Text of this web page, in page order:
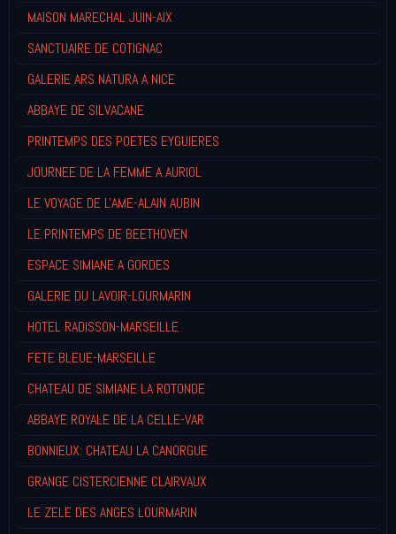
MAISON MARECHAL JUIN-AIX
SANCTUAIRE DE COTIGNAC
GALERIE ARS NATURA A NICE
ABBAYE DE SILVACANE
PRINTEMPS DES POETES EYGUIERES
JOURNEE DE LA FEMME A AURIOL
LE VOYAGE DE L'AME-ALAIN AUBIN
LE PRINTEMPS DE BEETHOVEN
ESPACE SIMIANE A GORDES
GALERIE DU LAVOIR-LOURMARIN
HOTEL RADISSON-MARSEILLE
FETE BLEUE-MARSEILLE
CHATEAU DE SIMIANE LA ROTONDE
ABBAYE ROYALE DE LA CELLE-VAR
BONNIEUX: CHATEAU LA CANORGUE
GRANGE CISTERCIENNE CLAIRVAUX
LE ZELE DES ANGES LOURMARIN